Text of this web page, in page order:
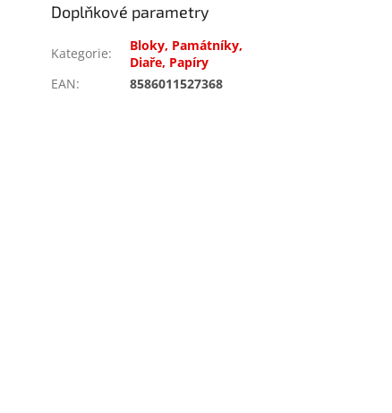
Doplňkové parametry
Kategorie:
Bloky, Památníky,
Diaře, Papíry
EAN: 8586011527368